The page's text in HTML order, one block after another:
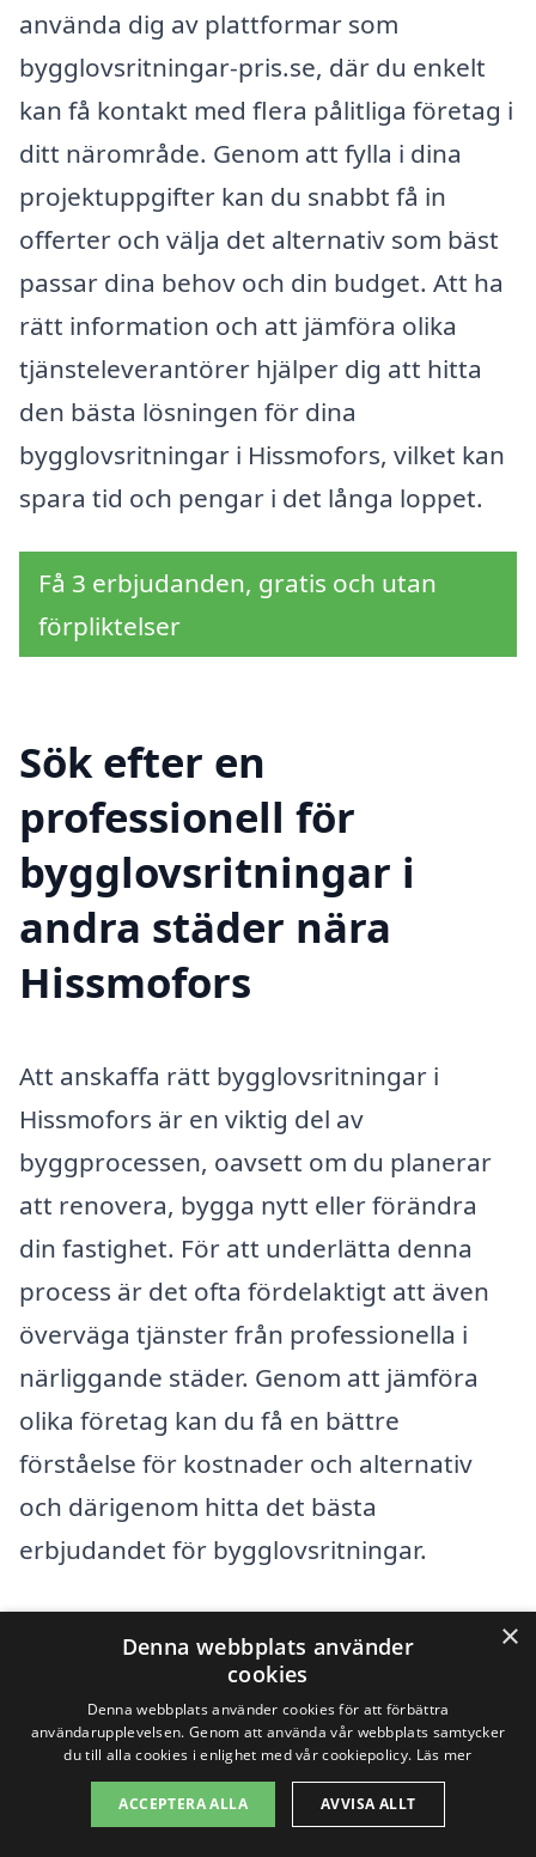
använda dig av plattformar som
bygglovsritningar-pris.se, där du enkelt
kan få kontakt med flera pålitliga företag i
ditt närområde. Genom att fylla i dina
projektuppgifter kan du snabbt få in
offerter och välja det alternativ som bäst
passar dina behov och din budget. Att ha
rätt information och att jämföra olika
tjänsteleverantörer hjälper dig att hitta
den bästa lösningen för dina
bygglovsritningar i Hissmofors, vilket kan
spara tid och pengar i det långa loppet.
Få 3 erbjudanden, gratis och utan
förpliktelser
Sök efter en
professionell för
bygglovsritningar i
andra städer nära
Hissmofors
Att anskaffa rätt bygglovsritningar i
Hissmofors är en viktig del av
byggprocessen, oavsett om du planerar
att renovera, bygga nytt eller förändra
din fastighet. För att underlätta denna
process är det ofta fördelaktigt att även
överväga tjänster från professionella i
närliggande städer. Genom att jämföra
olika företag kan du få en bättre
förståelse för kostnader och alternativ
och därigenom hitta det bästa
erbjudandet för bygglovsritningar.
Några städer som ligger nära Hissmofors
och där du kan hitta kompetenta företag
för bygglovsritningar är:
Krokom
×
Denna webbplats använder
cookies
Denna webbplats använder cookies för att förbättra
användarupplevelsen. Genom att använda vår webbplats samtycker
du till alla cookies i enlighet med vår cookiepolicy. Läs mer
ACCEPTERA ALLA AVVISA ALLT